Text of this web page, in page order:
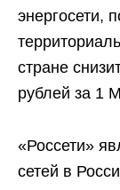
энергосети,
стране
рублей за 1
«Россети»
сетей в